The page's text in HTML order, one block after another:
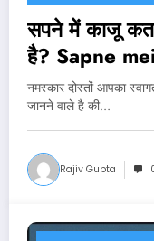
सपने में काजू
है? Sapne
नमस्कार दोस्तों आपका
जानने वाले है की…
Rajiv Gupta